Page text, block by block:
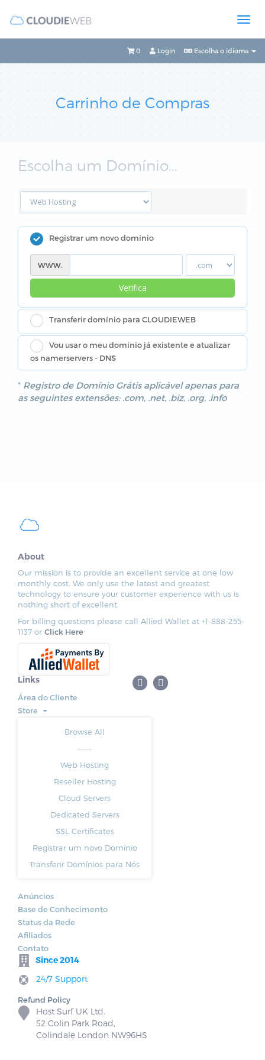
Escolha o idioma
Login
0
Carrinho de Compras
Escolha um Domínio...
Registrar um novo domínio
www.
Verifica
Transferir domínio para CLOUDIEWEB
Vou usar o meu domínio já existente e atualizar
os namerservers - DNS
* Registro de Domínio Grátis aplicável apenas para
as seguintes extensões: .com, .net, .biz, .org, .info
About
Our mission is to provide an excellent service at one low
monthly cost. We only use the latest and greatest
technology to ensure your customer experience with us is
nothing short of excellent.
For billing questions please call Allied Wallet at +1-888-255-
1137 or Click Here
Links
Área do Cliente
Store
Browse All
-----
Web Hosting
Reseller Hosting
Cloud Servers
Dedicated Servers
SSL Certificates
Registrar um novo Domínio
Transferir Domínios para Nós
Anúncios
Base de Conhecimento
Status da Rede
Afiliados
Contato
Since 2014
24/7 Support
Refund Policy
Host Surf UK Ltd.
52 Colin Park Road,
Colindale London NW96HS